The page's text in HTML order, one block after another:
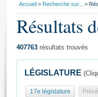
Général
Vous
Accueil Recherche sur...
Résultats
407763 résultats trouvés
LÉGISLATURE
17e législature